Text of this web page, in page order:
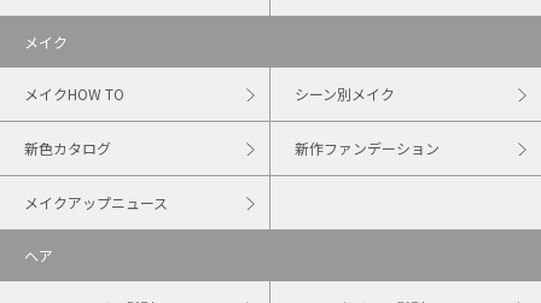
メイク
メイクHOW TO シーン別メイク
新色カタログ 新作ファンデーション
メイクアップニュース
ヘア